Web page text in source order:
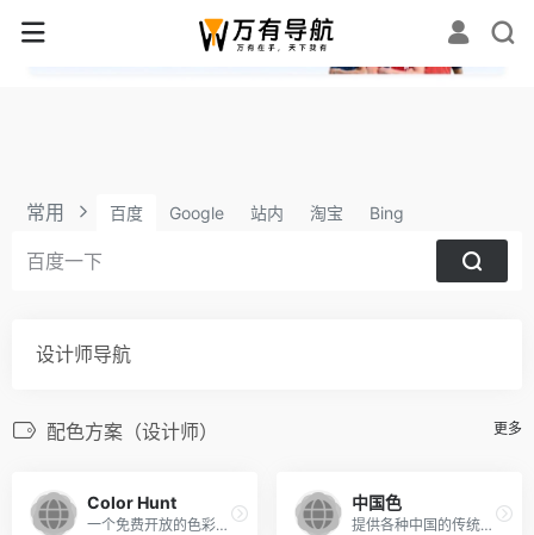
✕
常用 百度 Google 站内 淘宝 Bing
设计师导航
配色方案（设计师） 更多
Color Hunt
一个免费开放的色彩灵感平台
中国色
提供各种中国的传统颜色的名称，CMYK值，RGB值，16进制表示